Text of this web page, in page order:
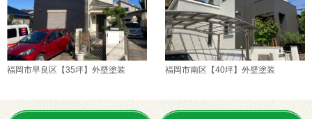
福岡市早良区【35坪】外壁塗装 福岡市南区【40坪】外壁塗装